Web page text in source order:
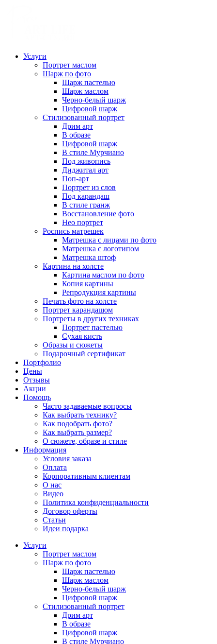
Услуги
Портрет маслом
Шарж по фото
Шарж пастелью
Шарж маслом
Черно-белый шарж
Цифровой шарж
Стилизованный портрет
Дрим арт
В образе
Цифровой шарж
В стиле Мурчиано
Под живопись
Диджитал арт
Поп-арт
Портрет из слов
Под карандаш
В стиле гранж
Восстановление фото
Нео портрет
Роспись матрешек
Матрешка с лицами по фото
Матрешка с логотипом
Матрешка штоф
Картина на холсте
Картина маслом по фото
Копия картины
Репродукция картины
Печать фото на холсте
Портрет карандашом
Портреты в других техниках
Портрет пастелью
Сухая кисть
Образы и сюжеты
Подарочный сертификат
Портфолио
Цены
Отзывы
Акции
Помощь
Часто задаваемые вопросы
Как выбрать технику?
Как подобрать фото?
Как выбрать размер?
О сюжете, образе и стиле
Информация
Условия заказа
Оплата
Корпоративным клиентам
О нас
Видео
Политика конфиденциальности
Договор оферты
Статьи
Идеи подарка
Услуги
Портрет маслом
Шарж по фото
Шарж пастелью
Шарж маслом
Черно-белый шарж
Цифровой шарж
Стилизованный портрет
Дрим арт
В образе
Цифровой шарж
В стиле Мурчиано